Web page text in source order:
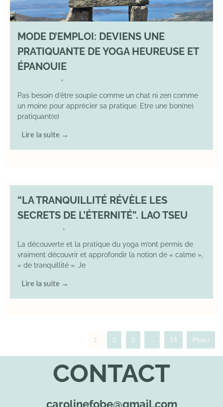
MODE D’EMPLOI: DEVIENS UNE
PRATIQUANTE DE YOGA HEUREUSE ET
ÉPANOUIE
•
Pas besoin d’être souple comme un chat ni zen comme
un moine pour apprécier sa pratique. Etre une bon(ne)
pratiquant(e)
Lire la suite →
“LA TRANQUILLITÉ RÉVÈLE LES
SECRETS DE L’ÉTERNITÉ”. LAO TSEU
•
La découverte et la pratique du yoga m’ont permis de
vraiment découvrir et approfondir la notion de « calme »,
« de tranquillité ». Je
Lire la suite →
1 2 3 … 14 Plus »
CONTACT
carolinefobe@gmail.com